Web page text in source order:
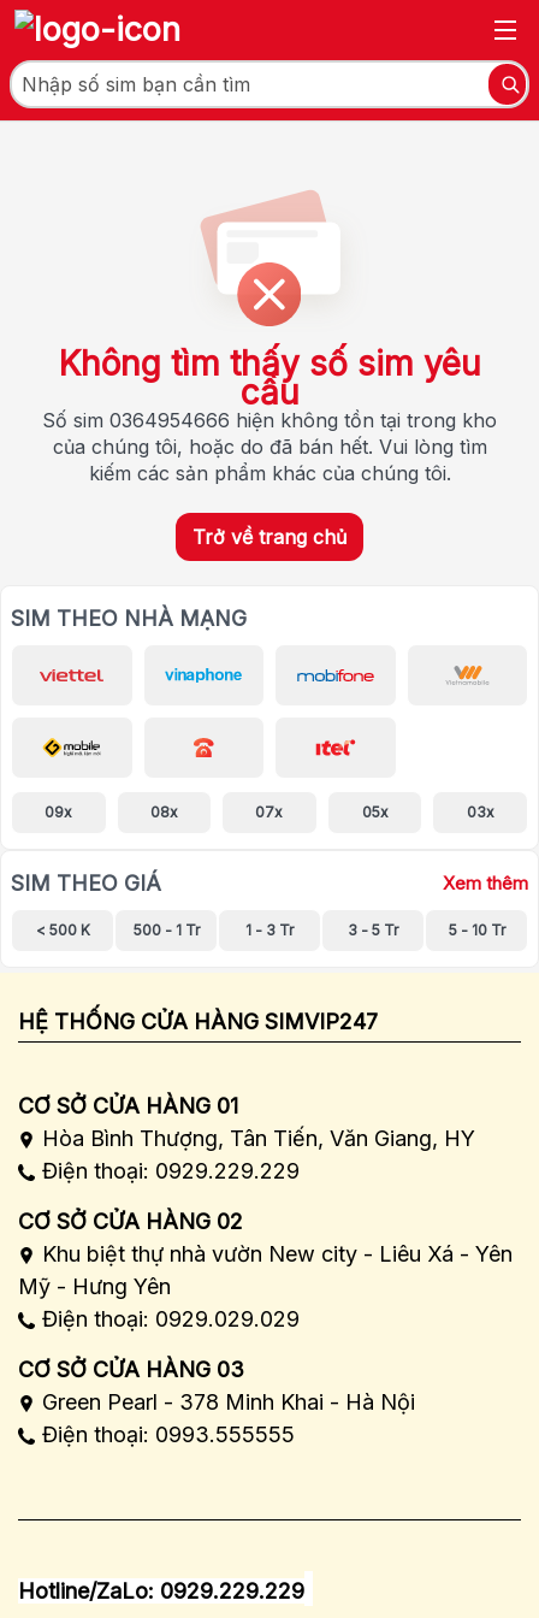
Không tìm thấy số sim yêu
cầu
Số sim 0364954666 hiện không tồn tại trong kho
của chúng tôi, hoặc do đã bán hết. Vui lòng tìm
kiếm các sản phẩm khác của chúng tôi.
Trở về trang chủ
SIM THEO NHÀ MẠNG
09x 08x 07x 05x 03x
SIM THEO GIÁ Xem thêm
< 500 K 500 - 1 Tr 1 - 3 Tr 3 - 5 Tr 5 - 10 Tr
HỆ THỐNG CỬA HÀNG SIMVIP247
CƠ SỞ CỬA HÀNG 01
Hòa Bình Thượng, Tân Tiến, Văn Giang, HY
Điện thoại: 0929.229.229
CƠ SỞ CỬA HÀNG 02
Khu biệt thự nhà vườn New city - Liêu Xá - Yên
Mỹ - Hưng Yên
Điện thoại: 0929.029.029
CƠ SỞ CỬA HÀNG 03
Green Pearl - 378 Minh Khai - Hà Nội
Điện thoại: 0993.555555
Hotline/ZaLo: 0929.229.229